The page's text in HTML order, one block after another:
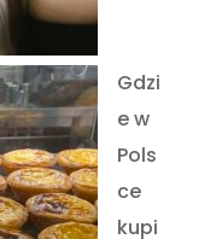
Gdzi
e w
Pols
ce
kupi